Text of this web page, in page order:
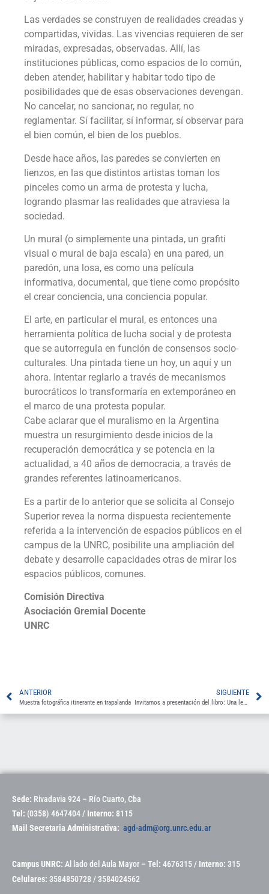
Las verdades se construyen de realidades creadas y
compartidas, vividas. Las vivencias requieren de ser
miradas, expresadas, observadas. Allí, las
instituciones públicas, como espacios de lo común,
deben atender, habilitar y habitar todo tipo de
posibilidades que de esas observaciones devengan.
No cancelar, no sancionar, no regular, no
reglamentar. Sí facilitar, sí informar, sí observar para
el bien común, el bien de los pueblos.
Desde hace años, las paredes se convierten en
lienzos, en las que distintos artistas toman los
pinceles como un arma de protesta y lucha,
logrando plasmar las realidades que atraviesa la
sociedad.
Un mural (o simplemente una pintada, un grafiti
visual o mural de baja escala) en una pared, un
paredón, una losa, es como una película
informativa, documental, que tiene como propósito
el crear conciencia, una conciencia popular.
El arte, en particular el mural, es entonces una
herramienta política de lucha social y de protesta
que se autorregula en función de consensos socio-
culturales. Una pintada tiene un hoy, un aquí y un
ahora. Intentar reglarlo a través de mecanismos
burocráticos lo transformaría en extemporáneo en
el marco de una protesta popular.
Cabe aclarar que el muralismo en la Argentina
muestra un resurgimiento desde inicios de la
recuperación democrática y se potencia en la
actualidad, a 40 años de democracia, a través de
grandes referentes latinoamericanos.
Es a partir de lo anterior que se solicita al Consejo
Superior revea la norma dispuesta recientemente
referida a la intervención de espacios públicos en el
campus de la UNRC, posibilite una ampliación del
debate y desarrolle capacidades otras de mirar los
espacios públicos, comunes.
Comisión Directiva
Asociación Gremial Docente
UNRC
ANTERIOR
Muestra fotográfica itinerante en trapalanda
SIGUIENTE
Invitamos a presentación del libro: Una lectura feminista de la deuda, en AGD centro
Sede: Rivadavia 924 – Río Cuarto, Cba
Tel: (0358) 4647404 / Interno: 8115
Mail Secretaria Administrativa: agd-adm@org.unrc.edu.ar
Campus UNRC: Al lado del Aula Mayor – Tel: 4676315 / Interno: 315
Celulares: 3584850728 / 3584024562